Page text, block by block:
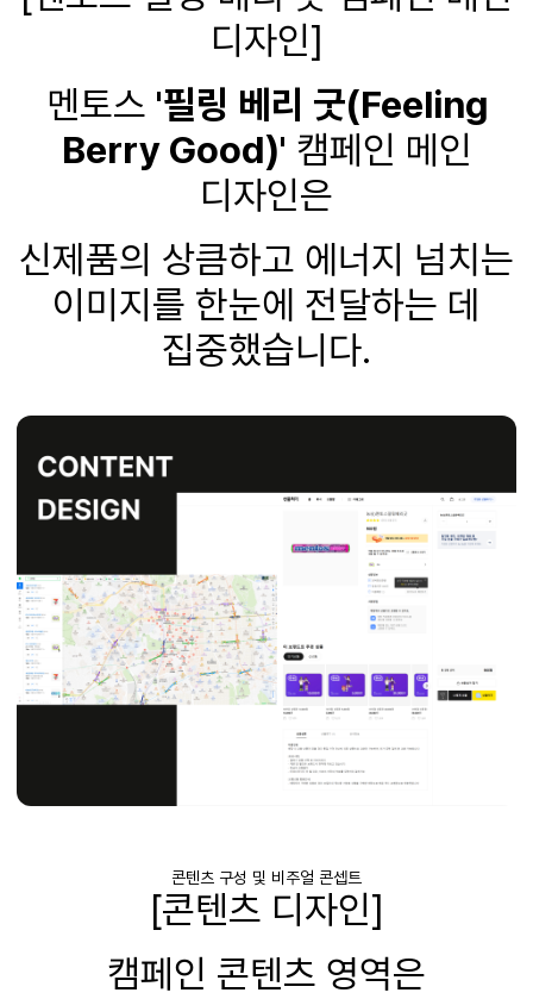
디자인]
멘토스 '필링 베리 굿(Feeling
Berry Good)' 캠페인 메인
디자인은
신제품의 상큼하고 에너지 넘치는
이미지를 한눈에 전달하는 데
집중했습니다.
콘텐츠 구성 및 비주얼 콘셉트
[콘텐츠 디자인]
캠페인 콘텐츠 영역은